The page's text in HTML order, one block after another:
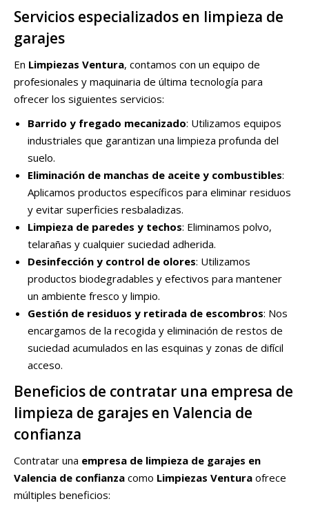
Servicios especializados en limpieza de
garajes
En Limpiezas Ventura, contamos con un equipo de
profesionales y maquinaria de última tecnología para
ofrecer los siguientes servicios:
Barrido y fregado mecanizado: Utilizamos equipos
industriales que garantizan una limpieza profunda del
suelo.
Eliminación de manchas de aceite y combustibles:
Aplicamos productos específicos para eliminar residuos
y evitar superficies resbaladizas.
Limpieza de paredes y techos: Eliminamos polvo,
telarañas y cualquier suciedad adherida.
Desinfección y control de olores: Utilizamos
productos biodegradables y efectivos para mantener
un ambiente fresco y limpio.
Gestión de residuos y retirada de escombros: Nos
encargamos de la recogida y eliminación de restos de
suciedad acumulados en las esquinas y zonas de difícil
acceso.
Beneficios de contratar una empresa de
limpieza de garajes en Valencia de
confianza
Contratar una empresa de limpieza de garajes en
Valencia de confianza como Limpiezas Ventura ofrece
múltiples beneficios: